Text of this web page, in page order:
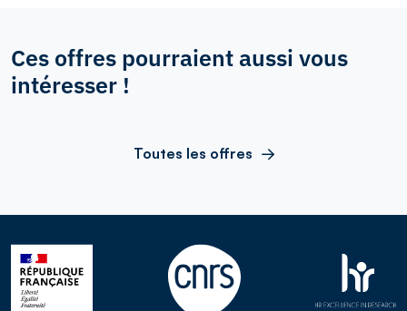
Ces offres pourraient aussi vous
intéresser !
Toutes les offres